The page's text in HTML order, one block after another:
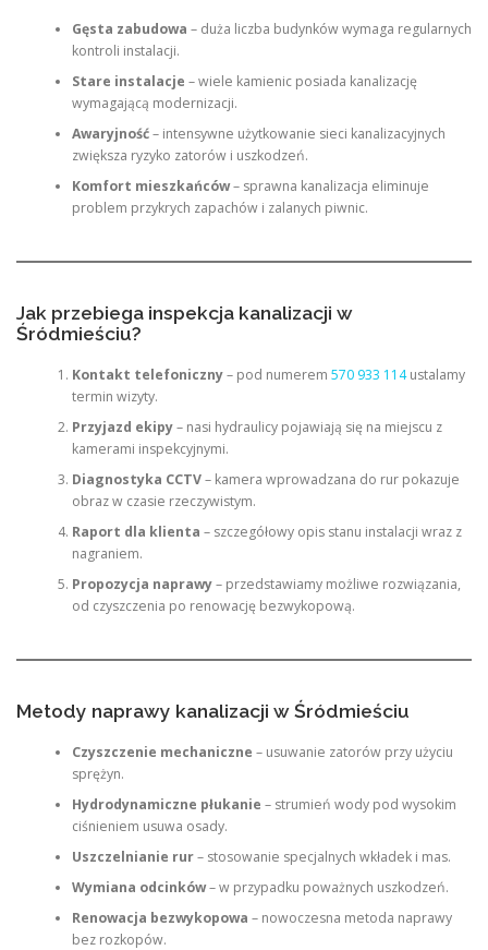
Gęsta zabudowa – duża liczba budynków wymaga regularnych
kontroli instalacji.
Stare instalacje – wiele kamienic posiada kanalizację
wymagającą modernizacji.
Awaryjność– intensywne użytkowanie sieci kanalizacyjnych
zwiększa ryzyko zatorów i uszkodzeń.
Komfort mieszkańców– sprawna kanalizacja eliminuje
problem przykrych zapachów i zalanych piwnic.
Jak przebiega inspekcja kanalizacji w
Śródmieściu?
Kontakt telefoniczny– pod numerem 570 933 114ustalamy
termin wizyty.
Przyjazd ekipy– nasi hydraulicy pojawiają się na miejscu z
kamerami inspekcyjnymi.
Diagnostyka CCTV– kamera wprowadzana do rur pokazuje
obraz w czasie rzeczywistym.
Raport dla klienta – szczegółowy opis stanu instalacji wraz z
nagraniem.
Propozycja naprawy– przedstawiamy możliwe rozwiązania,
od czyszczenia po renowację bezwykopową.
Metody naprawy kanalizacji w Śródmieściu
Czyszczenie mechaniczne – usuwanie zatorów przy użyciu
sprężyn.
Hydrodynamiczne płukanie – strumień wody pod wysokim
ciśnieniem usuwa osady.
Uszczelnianie rur– stosowanie specjalnych wkładek i mas.
Wymiana odcinków– w przypadku poważnych uszkodzeń.
Renowacja bezwykopowa – nowoczesna metoda naprawy
bez rozkopów.